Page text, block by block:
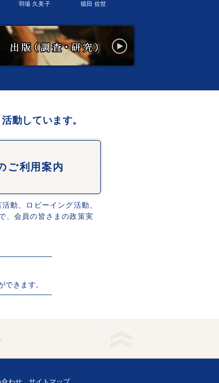
羽場 久美子 猿田 佐世
動しています。
ご利用案内
動、ロビーイング活動、
、会員の皆さまの政策実
きます。